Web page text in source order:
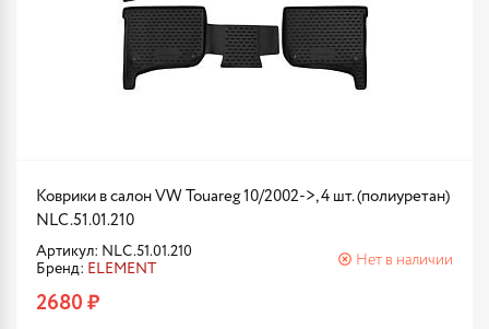
Коврики в салон VW Touareg 10/2002->, 4 шт. (полиуретан)
NLC.51.01.210
Артикул: NLC.51.01.210
Бренд: ELEMENT
Нет в наличии
2680 ₽